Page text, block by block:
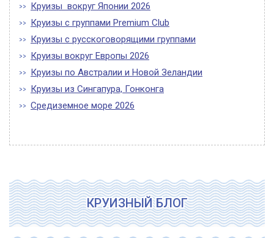
Круизы вокруг Японии 2026
Круизы с группами Premium Club
Круизы с русскоговорящими группами
Круизы вокруг Европы 2026
Круизы по Австралии и Новой Зеландии
Круизы из Сингапура, Гонконга
Средиземное море 2026
КРУИЗНЫЙ БЛОГ